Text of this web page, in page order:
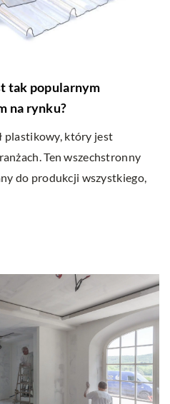
tak popularnym
na rynku?
plastikowy, który jest
Ten wszechstronny
do produkcji wszystkiego,